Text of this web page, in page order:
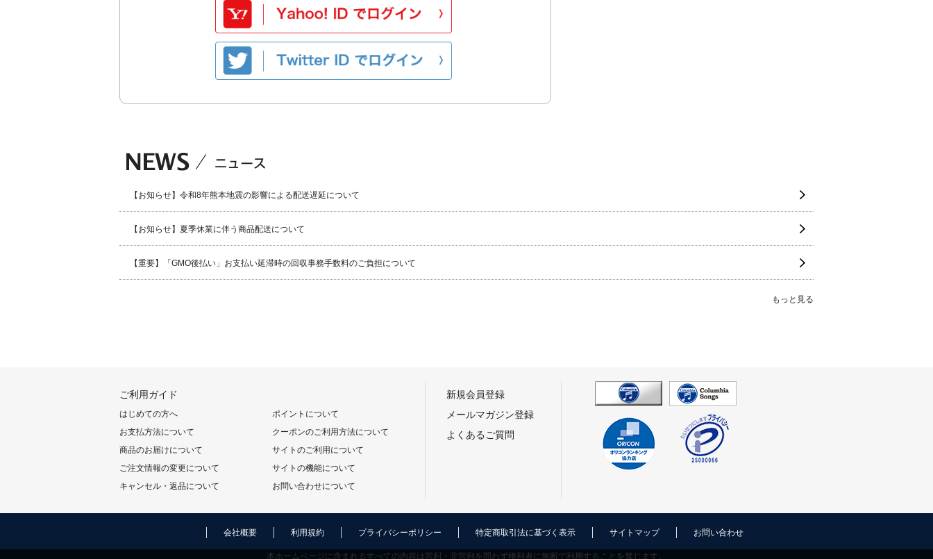
【お知らせ】令和8年熊本地震の影響による配送遅延について
【お知らせ】夏季休業に伴う商品配送について
【重要】「GMO後払い」お支払い延滞時の回収事務手数料のご負担について
もっと見る
ご利用ガイド
はじめての方へ
お支払方法について
商品のお届けについて
ご注文情報の変更について
キャンセル・返品について
ポイントについて
クーポンのご利用方法について
サイトのご利用について
サイトの機能について
お問い合わせについて
新規会員登録
メールマガジン登録
よくあるご質問
会社概要 利用規約 プライバシーポリシー 特定商取引法に基づく表示 サイトマップ お問い合わせ
本ホームページに含まれるすべての内容は営利・非営利を問わず権利者に無断で利用することを禁じます。